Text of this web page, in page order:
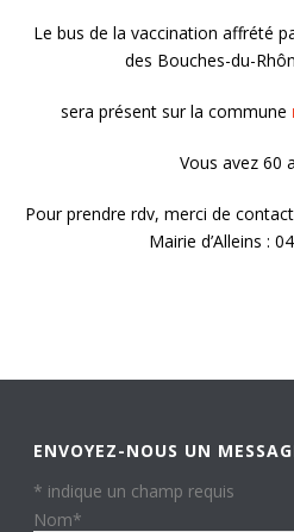
Le bus de la vaccination affrété
des Bouches-du-
sera présent sur la commune
Vous avez 60
Pour prendre rdv, merci de
Mairie d’Alleins :
ENVOYEZ-NOUS UN
* indique un champ requis
Nom*